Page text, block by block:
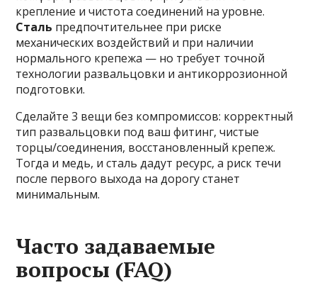
крепление и чистота соединений на уровне.
Сталь предпочтительнее при риске
механических воздействий и при наличии
нормального крепежа — но требует точной
технологии развальцовки и антикоррозионной
подготовки.
Сделайте 3 вещи без компромиссов: корректный
тип развальцовки под ваш фитинг, чистые
торцы/соединения, восстановленный крепеж.
Тогда и медь, и сталь дадут ресурс, а риск течи
после первого выхода на дорогу станет
минимальным.
Часто задаваемые
вопросы (FAQ)